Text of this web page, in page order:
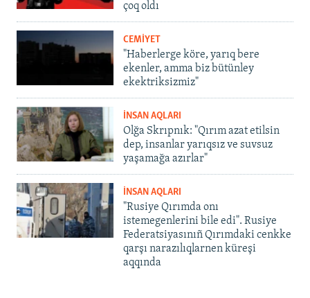
çoq oldı
CEMİYET
"Haberlerge köre, yarıq bere
ekenler, amma biz bütünley
ekektriksizmiz"
İNSAN AQLARI
Olğa Skrıpnık: "Qırım azat etilsin
dep, insanlar yarıqsız ve suvsuz
yaşamağa azırlar"
İNSAN AQLARI
"Rusiye Qırımda onı
istemegenlerini bile edi". Rusiye
Federatsiyasınıñ Qırımdaki cenkke
qarşı narazılıqlarnen küreşi
aqqında